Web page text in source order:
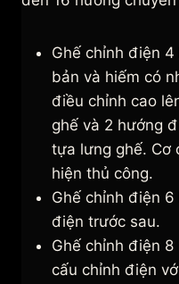
Ghế chỉnh điện
bản và hiếm có
điều chỉnh cao
ghế và 2 hướng
tựa lưng ghế. Cơ
hiện thủ công.
Ghế chỉnh điện
điện trước sau.
Ghế chỉnh điện
cấu chỉnh điện